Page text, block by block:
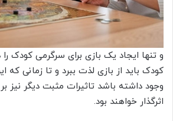
و تنها ایجاد یک بازی برای سرگرمی کودک
کودک باید از بازی لذت ببرد و تا زمانی
وجود داشته باشد تاثیرات مثبت دیگر
اثرگذار خواهند بود.